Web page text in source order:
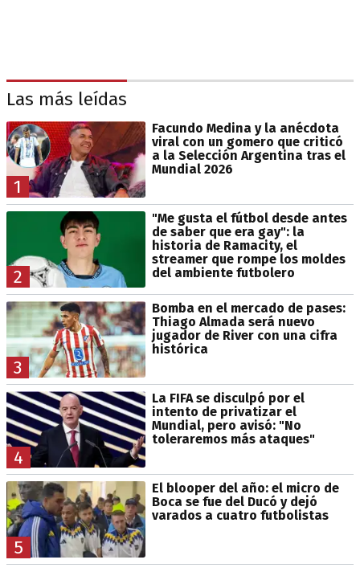
Las más leídas
1
Facundo Medina y la anécdota
viral con un gomero que criticó
a la Selección Argentina tras el
Mundial 2026
2
"Me gusta el fútbol desde antes
de saber que era gay": la
historia de Ramacity, el
streamer que rompe los moldes
del ambiente futbolero
3
Bomba en el mercado de pases:
Thiago Almada será nuevo
jugador de River con una cifra
histórica
4
La FIFA se disculpó por el
intento de privatizar el
Mundial, pero avisó: "No
toleraremos más ataques"
5
El blooper del año: el micro de
Boca se fue del Ducó y dejó
varados a cuatro futbolistas